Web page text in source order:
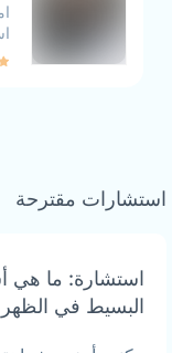
استشارات مقترحة
استشارة: ما هي
البسيط في الظهر